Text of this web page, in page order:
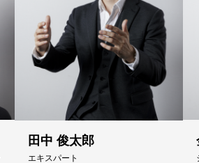
田中 俊太郎
エキスパート